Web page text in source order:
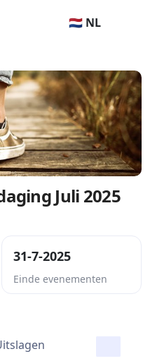
🇳🇱 NL
Juli 2025
31-7-2025
Einde evenementen